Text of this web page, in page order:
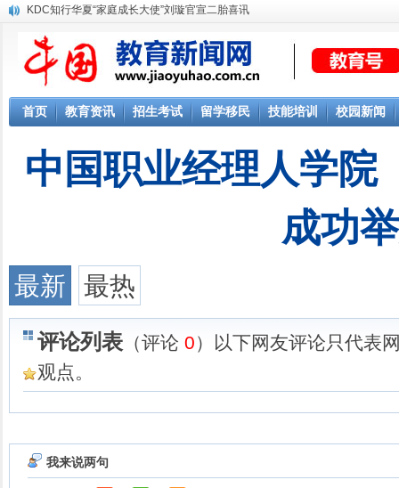
KDC知行华夏“家庭成长大使”刘璇官宣二胎喜讯
首页 教育资讯 招生考试 留学移民 技能培训 校园新闻
中国职业经理人学院
成功
最新 最热
评论列表 （评论 0）以下网友评论只代表
观点。
我来说两句